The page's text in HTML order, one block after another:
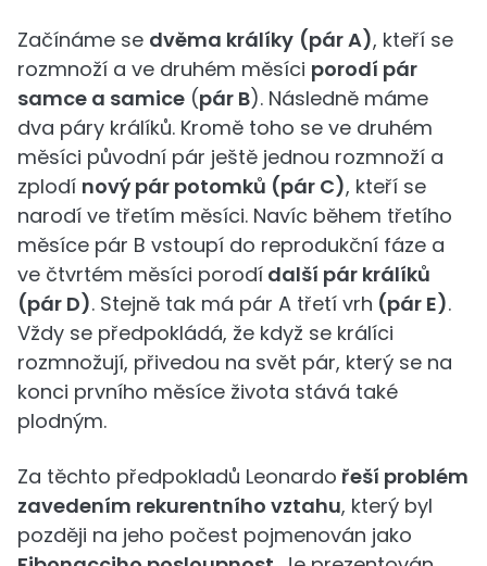
Začínáme se dvěma králíky (pár A), kteří se
rozmnoží a ve druhém měsíci porodí pár
samce a samice (pár B). Následně máme
dva páry králíků. Kromě toho se ve druhém
měsíci původní pár ještě jednou rozmnoží a
zplodí nový pár potomků (pár C), kteří se
narodí ve třetím měsíci. Navíc během třetího
měsíce pár B vstoupí do reprodukční fáze a
ve čtvrtém měsíci porodí další pár králíků
(pár D). Stejně tak má pár A třetí vrh (pár E).
Vždy se předpokládá, že když se králíci
rozmnožují, přivedou na svět pár, který se na
konci prvního měsíce života stává také
plodným.
Za těchto předpokladů Leonardo řeší problém
zavedením rekurentního vztahu, který byl
později na jeho počest pojmenován jako